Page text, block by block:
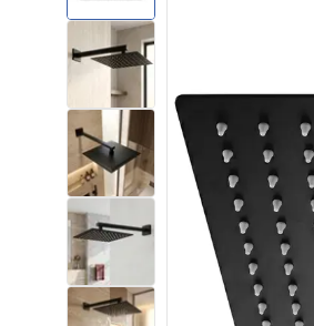
Tuš kade
Tuš Kanalice
WC školjke
Umivaonici
Kade i paravani